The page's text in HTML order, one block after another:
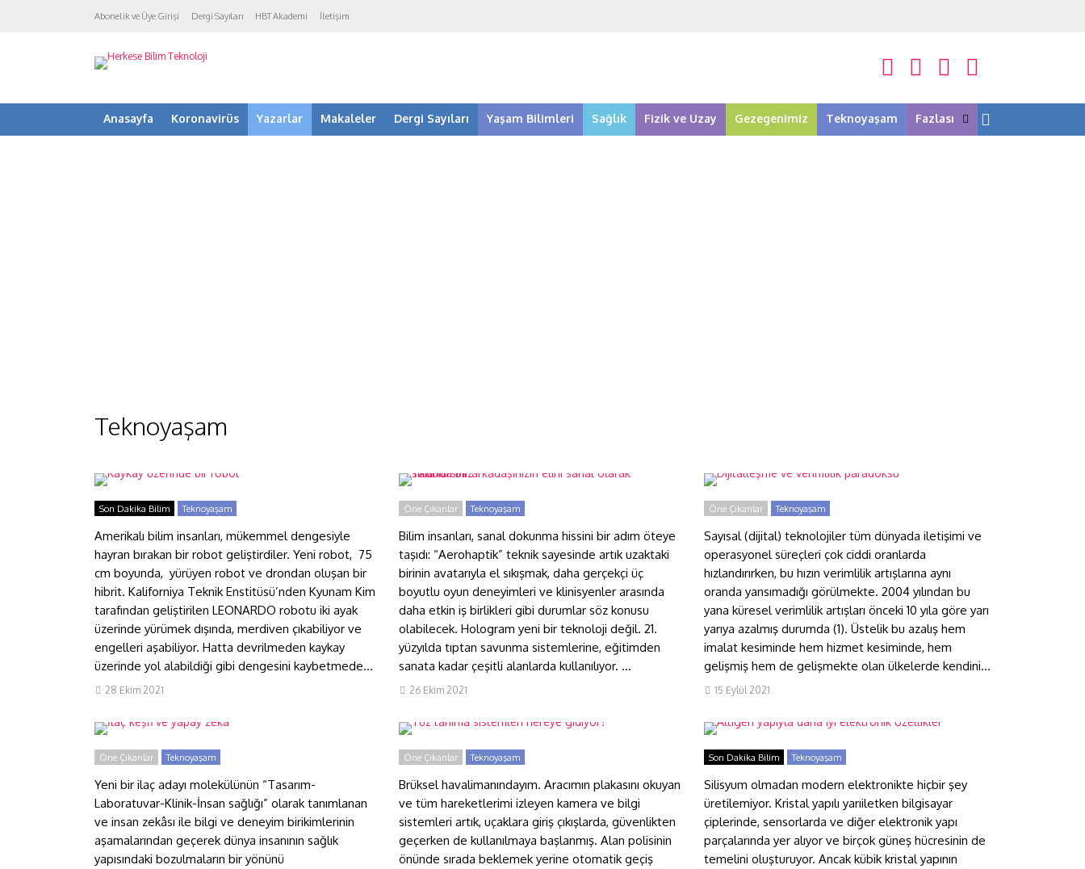
Abonelik ve Üye Girişi Dergi Sayıları HBT Akademi İletişim
Anasayfa Koronavirüs Yazarlar Makaleler Dergi Sayıları Yaşam Bilimleri Sağlık Fizik ve Uzay Gezegenimiz Teknoyaşam Fazlası
Teknoyaşam
Son Dakika Bilim Teknoyaşam
Amerikalı bilim insanları, mükemmel dengesiyle
hayran bırakan bir robot geliştirdiler. Yeni robot, 75
cm boyunda, yürüyen robot ve drondan oluşan bir
hibrit. Kaliforniya Teknik Enstitüsü’nden Kyunam Kim
tarafından geliştirilen LEONARDO robotu iki ayak
üzerinde yürümek dışında, merdiven çıkabiliyor ve
engelleri aşabiliyor. Hatta devrilmeden kaykay
üzerinde yol alabildiği gibi dengesini kaybetmede...
28 Ekim 2021
Öne Çıkanlar Teknoyaşam
Bilim insanları, sanal dokunma hissini bir adım öteye
taşıdı: “Aerohaptik” teknik sayesinde artık uzaktaki
birinin avatarıyla el sıkışmak, daha gerçekçi üç
boyutlu oyun deneyimleri ve klinisyenler arasında
daha etkin iş birlikleri gibi durumlar söz konusu
olabilecek. Hologram yeni bir teknoloji değil. 21.
yüzyılda tıptan savunma sistemlerine, eğitimden
sanata kadar çeşitli alanlarda kullanılıyor. ...
26 Ekim 2021
Öne Çıkanlar Teknoyaşam
Sayısal (dijital) teknolojiler tüm dünyada iletişimi ve
operasyonel süreçleri çok ciddi oranlarda
hızlandırırken, bu hızın verimlilik artışlarına aynı
oranda yansımadığı görülmekte. 2004 yılından bu
yana küresel verimlilik artışları önceki 10 yıla göre yarı
yarıya azalmış durumda (1). Üstelik bu azalış hem
imalat kesiminde hem hizmet kesiminde, hem
gelişmiş hem de gelişmekte olan ülkelerde kendini...
15 Eylül 2021
Öne Çıkanlar Teknoyaşam
Yeni bir ilaç adayı molekülünün “Tasarım-
Laboratuvar-Klinik-İnsan sağlığı” olarak tanımlanan
ve insan zekâsı ile bilgi ve deneyim birikimlerinin
aşamalarından geçerek dünya insanının sağlık
yapısındaki bozulmaların bir yönünü
Yüz tanıma sistemleri nereye
Öne Çıkanlar Teknoyaşam
Brüksel havalimanındayım. Aracımın plakasını okuyan
ve tüm hareketlerimi izleyen kamera ve bilgi
sistemleri artık, uçaklara giriş çıkışlarda, güvenlikten
geçerken de kullanılmaya başlanmış. Alan polisinin
önünde sırada beklemek yerine otomatik geçiş
Altıgen yapıyla daha iyi
Son Dakika Bilim Teknoyaşam
Silisyum olmadan modern elektronikte hiçbir şey
üretilemiyor. Kristal yapılı yarıiletken bilgisayar
çiplerinde, sensorlarda ve diğer elektronik yapı
parçalarında yer alıyor ve birçok güneş hücresinin de
temelini oluşturuyor. Ancak kübik kristal yapının